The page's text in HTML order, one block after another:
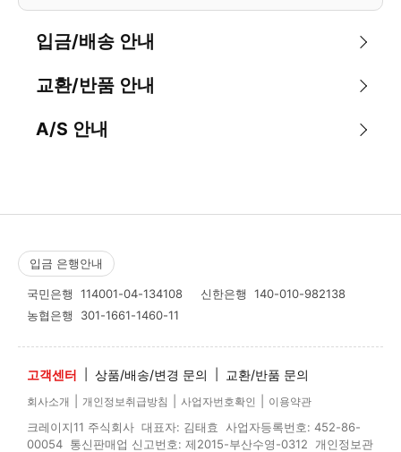
입금/배송 안내
교환/반품 안내
A/S 안내
입금 은행안내
국민은행 114001-04-134108 신한은행 140-010-982138
농협은행 301-1661-1460-11
고객센터 상품/배송/변경 문의 교환/반품 문의
회사소개 개인정보취급방침 사업자번호확인 이용약관
크레이지11 주식회사 대표자: 김태효 사업자등록번호: 452-86-
00054 통신판매업 신고번호: 제2015-부산수영-0312 개인정보관